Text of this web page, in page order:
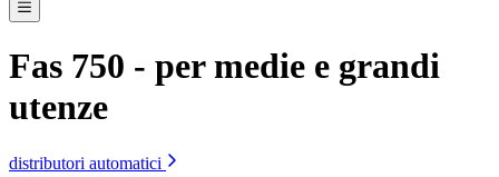
Fas 750 - per medie e grandi
utenze
distributori automatici